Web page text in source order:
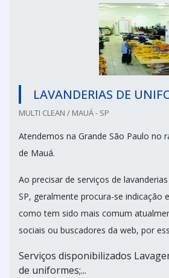
LAVANDERIAS DE
MULTI CLEAN / MAUÁ - SP
Atendemos na Grande São Paulo no
de Mauá.
Ao precisar de serviços de
SP, geralmente procura-se indicação
como tem sido mais comum
sociais ou buscadores da web, por
Serviços disponibilizados
de uniformes;...